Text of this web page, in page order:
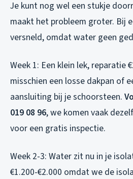
Je kunt nog wel een stukje
maakt het probleem groter. Bij
versneld, omdat water geen
Week 1: Een klein lek, reparatie
misschien een losse dakpan of
aansluiting bij je schoorsteen.
019 08 96, we komen vaak
voor een gratis inspectie.
Week 2-3: Water zit nu in je
€1.200-€2.000 omdat we de